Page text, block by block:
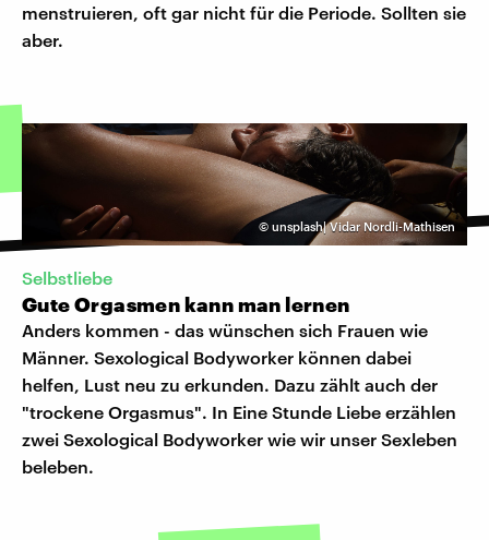
menstruieren, oft gar nicht für die Periode. Sollten sie
aber.
© unsplash| Vidar Nordli-Mathisen
Selbstliebe
Gute Orgasmen kann man lernen
Anders kommen - das wünschen sich Frauen wie
Männer. Sexological Bodyworker können dabei
helfen, Lust neu zu erkunden. Dazu zählt auch der
"trockene Orgasmus". In Eine Stunde Liebe erzählen
zwei Sexological Bodyworker wie wir unser Sexleben
beleben.